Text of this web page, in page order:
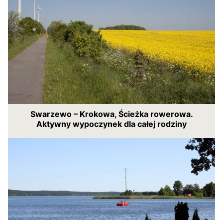
Swarzewo – Krokowa, Ścieżka rowerowa.
Aktywny wypoczynek dla całej rodziny